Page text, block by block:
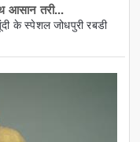
आसान तरी...
के स्पेशल जोधपुरी रबडी